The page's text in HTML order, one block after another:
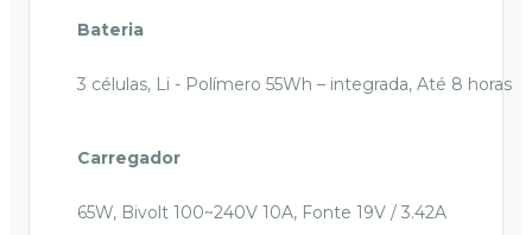
Bateria
3 células, Li - Polímero 55Wh – integrada, Até 8 horas
Carregador
65W, Bivolt 100~240V 10A, Fonte 19V / 3.42A